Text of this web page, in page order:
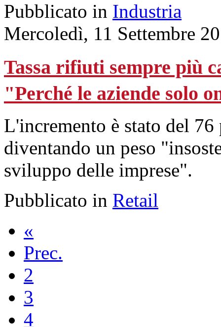
Pubblicato in Industria
Mercoledì, 11 Settembre
Tassa rifiuti sempre più
"Perché le aziende solo
L'incremento è stato del
diventando un peso
sviluppo delle imprese".
Pubblicato in Retail
«
Prec.
2
3
4